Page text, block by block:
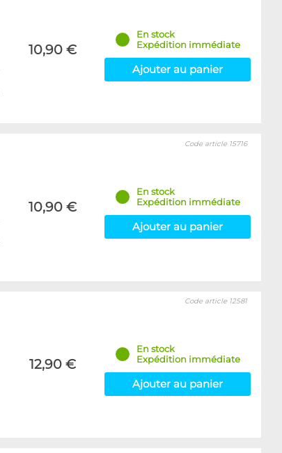
10,90 €
En stock
Expédition immédiate
Ajouter au panier
10,90 €
Code article 15716
En stock
Expédition immédiate
Ajouter au panier
12,90 €
Code article 12581
En stock
Expédition immédiate
Ajouter au panier